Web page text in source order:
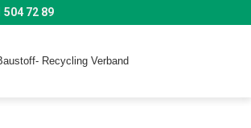
504 72 89